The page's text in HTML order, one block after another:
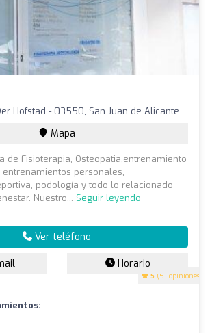
5 (51 opiniones)
Hofstad - 03550, San Juan de Alicante
Mapa
de Fisioterapia, Osteopatia,entrenamiento
entrenamientos personales,
podología y todo lo relacionado
Nuestro... Seguir leyendo
Ver teléfono
Horario